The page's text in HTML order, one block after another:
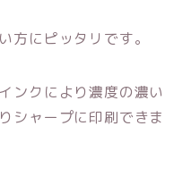
方にピッタリです。
ンクにより濃度の濃い
シャープに印刷できま